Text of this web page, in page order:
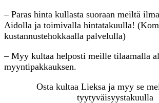
– Paras hinta kullasta suoraan meiltä
Aidolla ja toimivalla hintatakuulla!
kustannustehokkaalla palvelulla)
– Myy kultaa helposti meille tilaamalla
myyntipakkauksen.
Osta kultaa Lieksa ja myy se
tyytyväisyystakuulla